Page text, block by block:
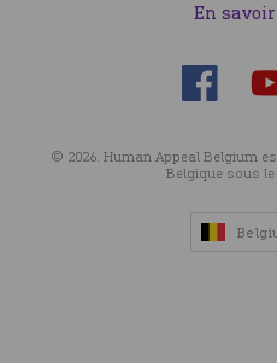
En
Suivez-
nous
Facebook
© 2026. Human Appeal Belgium
Belgique sous le